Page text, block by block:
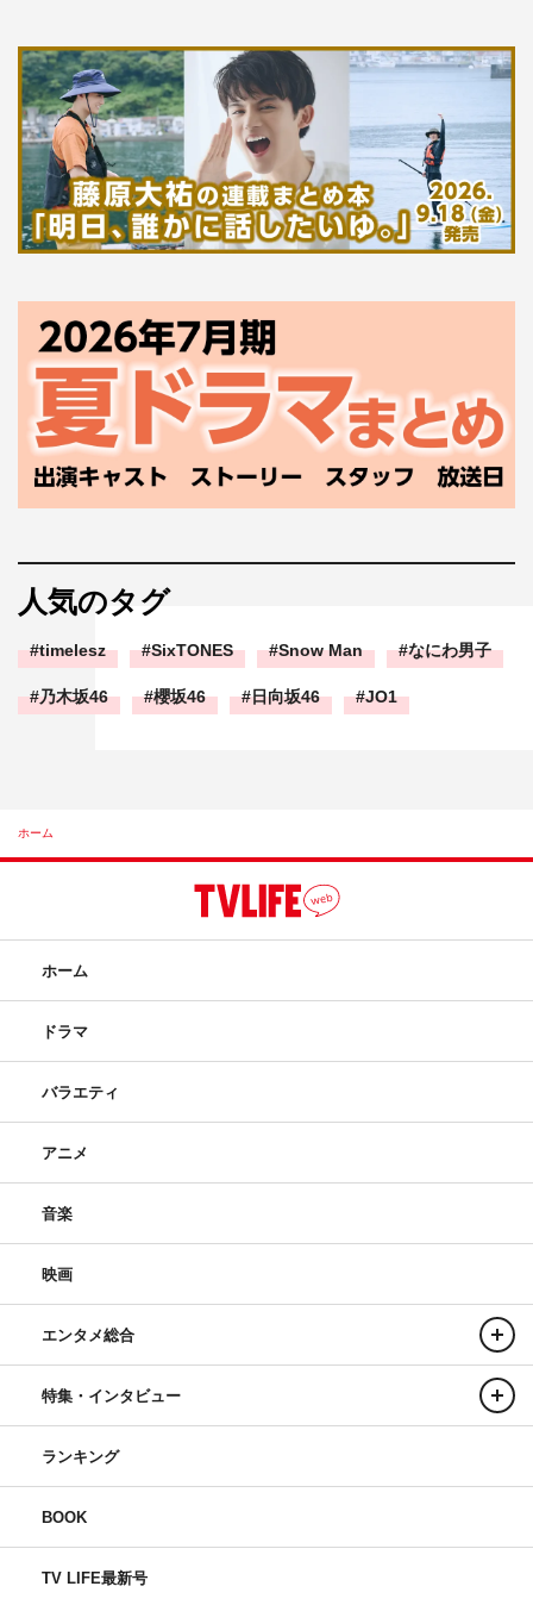
人気のタグ
timelesz SixTONES Snow Man なにわ男子
乃木坂46 櫻坂46 日向坂46 JO1
ホーム
ホーム
ドラマ
バラエティ
アニメ
音楽
映画
エンタメ総合
特集・インタビュー
ランキング
BOOK
TV LIFE最新号